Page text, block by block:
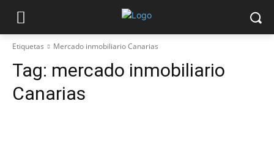
Etiquetas Mercado inmobiliario Canarias
Tag: mercado inmobiliario
Canarias